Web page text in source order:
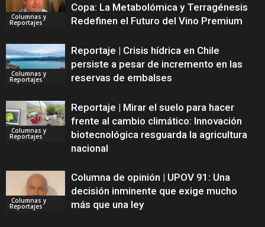
Columnas y
Reportajes
Copa: La Metabolómica y Terragénesis
Redefinen el Futuro del Vino Premium
Columnas y
Reportajes
Reportaje | Crisis hídrica en Chile
persiste a pesar de incremento en las
reservas de embalses
Columnas y
Reportajes
Reportaje | Mirar el suelo para hacer
frente al cambio climático: Innovación
biotecnológica resguarda la agricultura
nacional
Columnas y
Reportajes
Columna de opinión | UPOV 91: Una
decisión inminente que exige mucho
más que una ley